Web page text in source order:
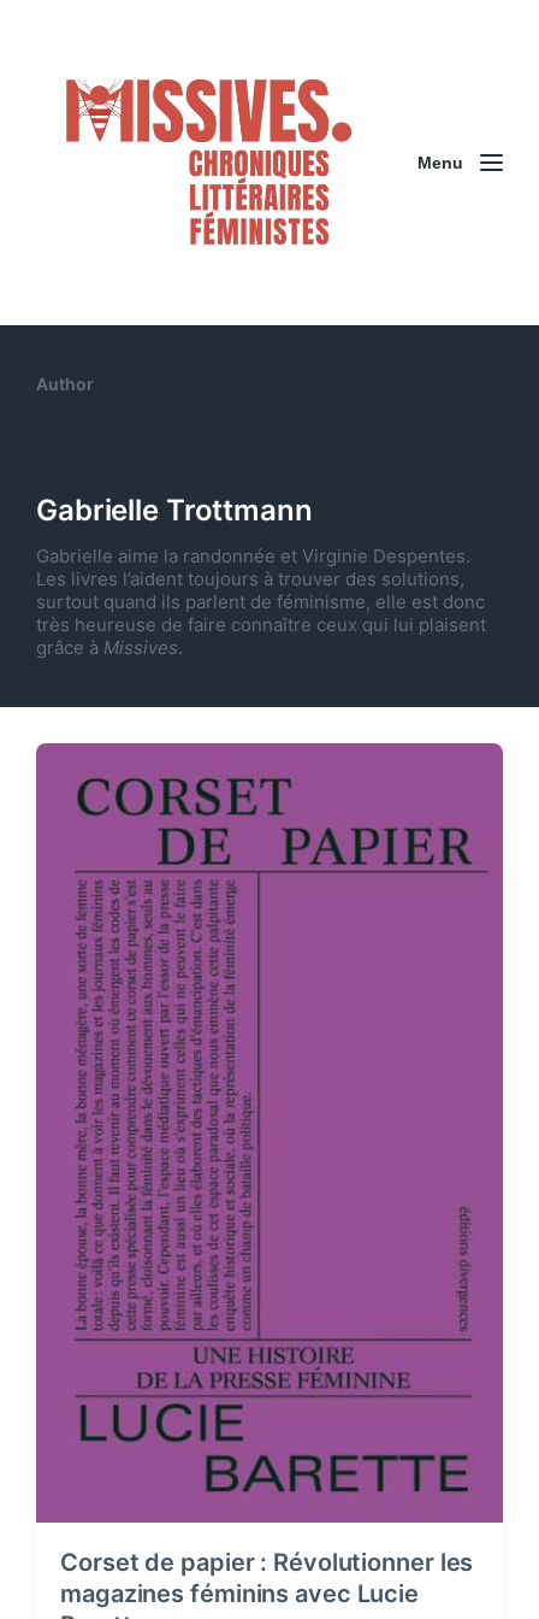
Menu
Author
Gabrielle Trottmann
Gabrielle aime la randonnée et Virginie Despentes.
Les livres l’aident toujours à trouver des solutions,
surtout quand ils parlent de féminisme, elle est donc
très heureuse de faire connaître ceux qui lui plaisent
grâce à Missives.
Corset de papier : Révolutionner les
magazines féminins avec Lucie